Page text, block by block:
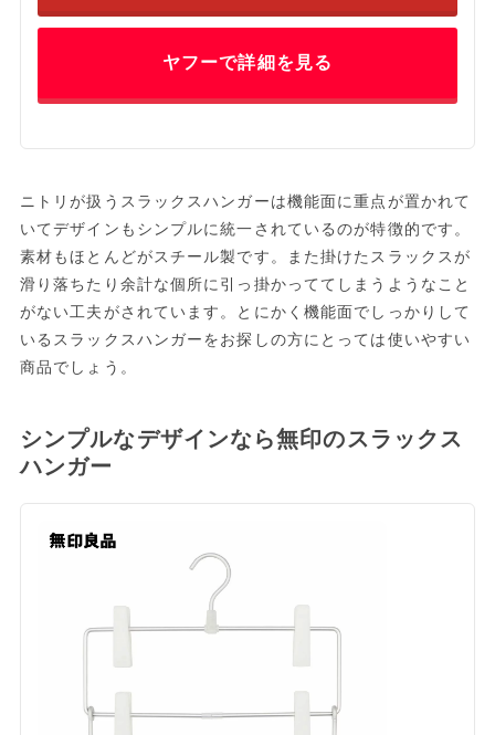
ヤフーで詳細を見る
ニトリが扱うスラックスハンガーは機能面に重点が置かれて
いてデザインもシンプルに統一されているのが特徴的です。
素材もほとんどがスチール製です。また掛けたスラックスが
滑り落ちたり余計な個所に引っ掛かっててしまうようなこと
がない工夫がされています。とにかく機能面でしっかりして
いるスラックスハンガーをお探しの方にとっては使いやすい
商品でしょう。
シンプルなデザインなら無印のスラックス
ハンガー